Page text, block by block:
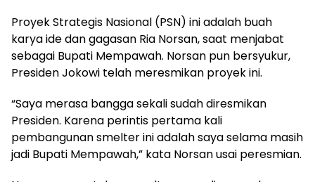
Proyek Strategis Nasional (PSN) ini adalah buah
karya ide dan gagasan Ria Norsan, saat menjabat
sebagai Bupati Mempawah. Norsan pun bersyukur,
Presiden Jokowi telah meresmikan proyek ini.
“Saya merasa bangga sekali sudah diresmikan
Presiden. Karena perintis pertama kali
pembangunan smelter ini adalah saya selama masih
jadi Bupati Mempawah,” kata Norsan usai peresmian.